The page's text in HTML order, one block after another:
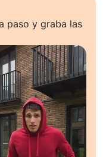
paso y graba las